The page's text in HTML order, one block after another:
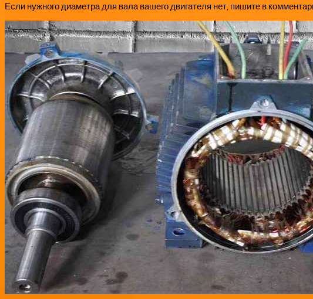
Если нужного диаметра для вала вашего двигателя нет, пишите в